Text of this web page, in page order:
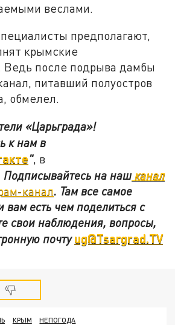
веслами.
предполагают,
крымские
Ведь после подрыва дамбы
питавший полуостров
обмелел.
«Царьграда»!
к нам в
", в
Подписывайтесь на нашканал
канал. Там все самое
вам есть чем поделиться с
свои наблюдения, вопросы,
почтуug@Tsargrad.TV
КРЫМ НЕПОГОДА